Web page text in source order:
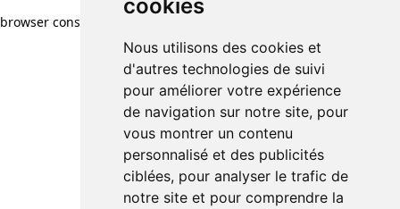
cookies
Nous utilisons des cookies et
d'autres technologies de suivi
pour améliorer votre expérience
de navigation sur notre site, pour
vous montrer un contenu
personnalisé et des publicités
ciblées, pour analyser le trafic de
notre site et pour comprendre la
browser console for more information)